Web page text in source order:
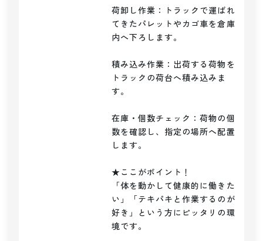
荷卸し作業：トラックで運ばれ
てきたパレットやカゴ車を倉庫
内へ下ろします。
積み込み作業：出荷する荷物を
トラックの荷台へ積み込みま
す。
在庫・個数チェック：荷物の個
数を確認し、指定の場所へ配置
します。
★ここがポイント！
「体を動かして健康的に働きた
い」「テキパキと作業するのが
好き」という方にピッタリの環
境です。